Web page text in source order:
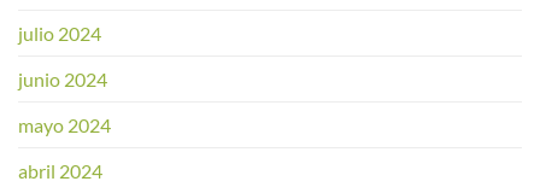
julio 2024
junio 2024
mayo 2024
abril 2024